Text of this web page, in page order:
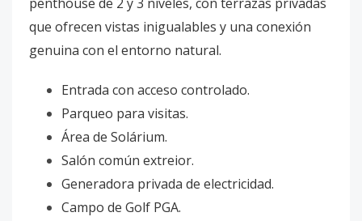
que ofrecen vistas inigualables y una conexión
genuina con el entorno natural.
Entrada con acceso controlado.
Parqueo para visitas.
Área de Solárium.
Salón común extreior.
Generadora privada de electricidad.
Campo de Golf PGA.